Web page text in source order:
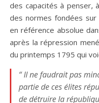
des capacités à penser,
des normes fondées sur
en référence absolue
après la répression
du printemps 1795 qui
“ Il ne faudrait pas
partie de ces élites
de détruire la